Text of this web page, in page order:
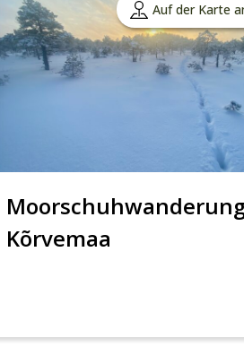
Auf der Karte
Kõrvemaa